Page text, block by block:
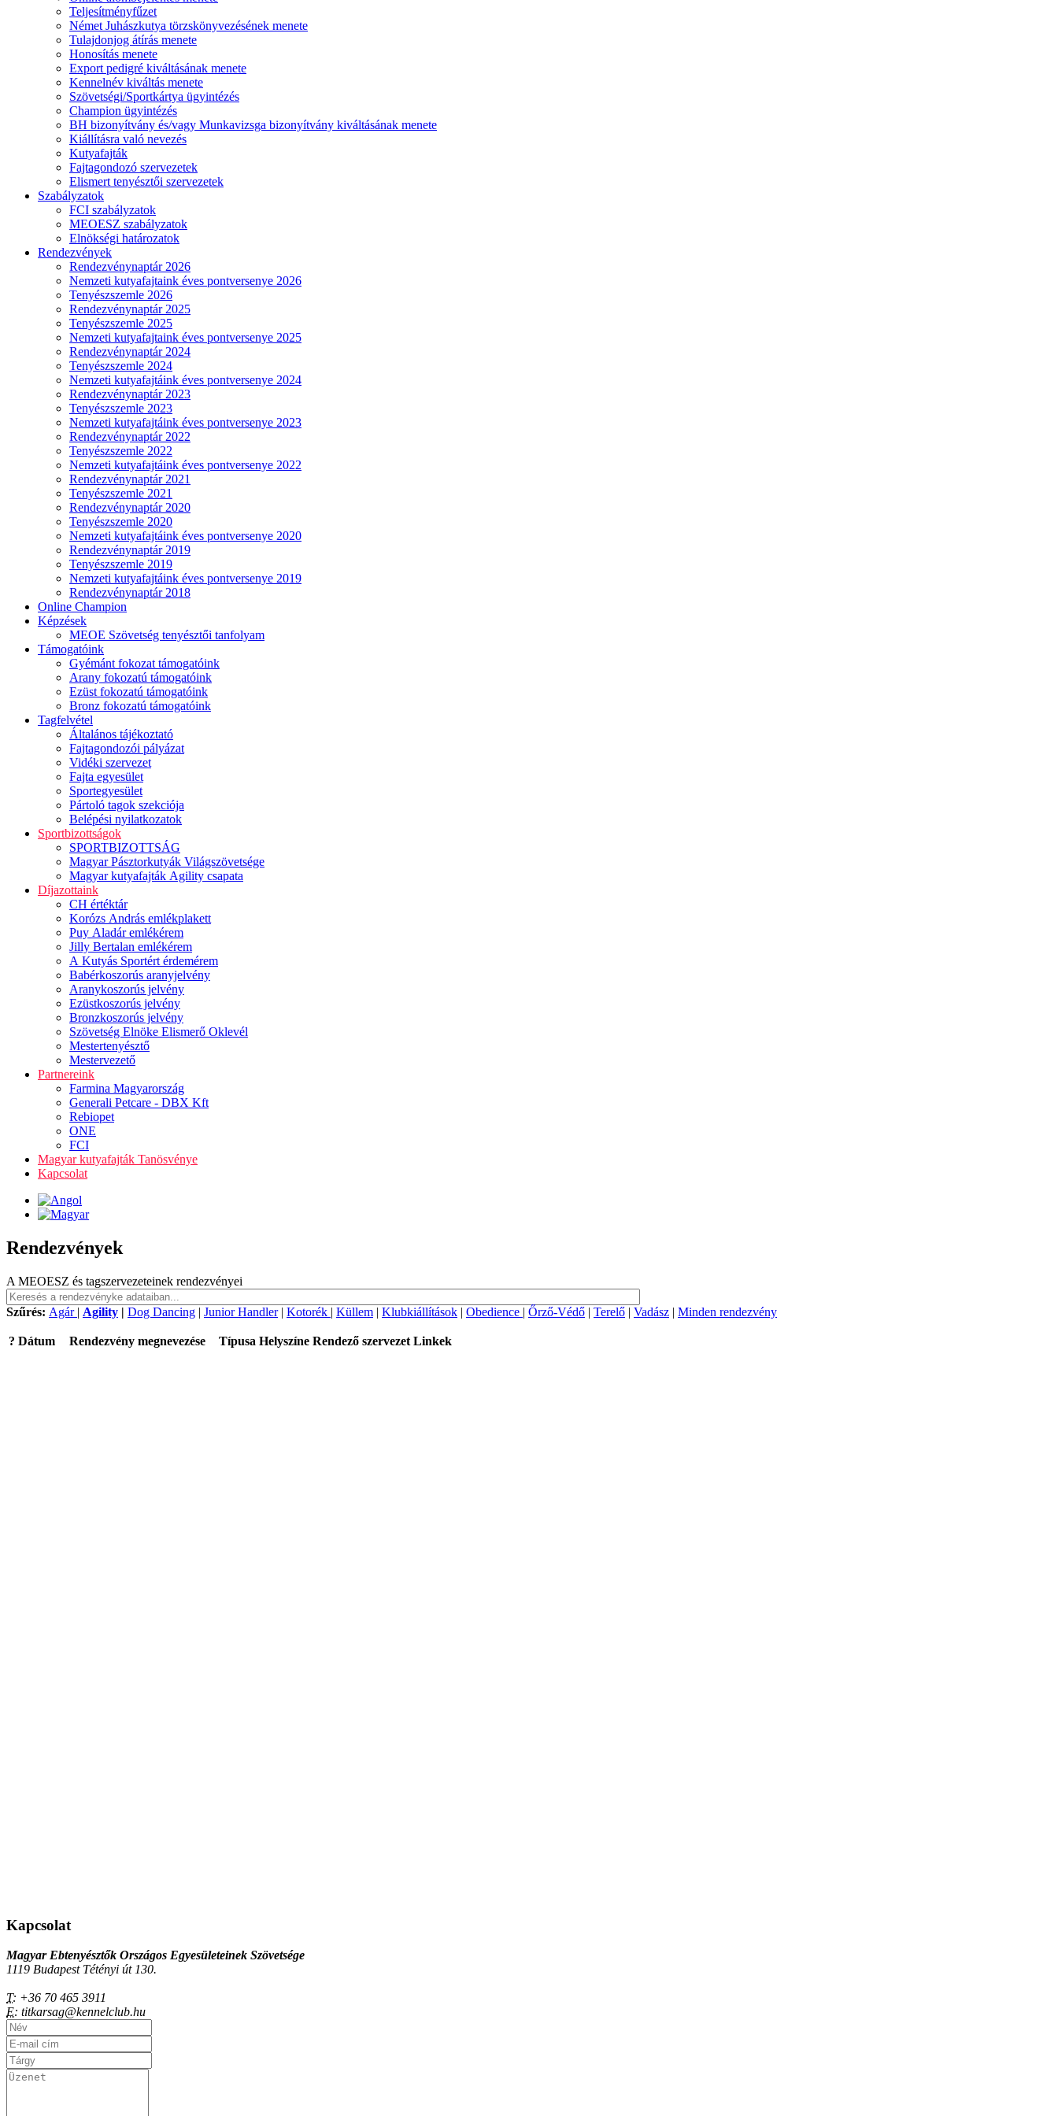
Teljesítményfűzet
Német Juhászkutya törzskönyvezésének menete
Tulajdonjog átírás menete
Honosítás menete
Export pedigré kiváltásának menete
Kennelnév kiváltás menete
Szövetségi/Sportkártya ügyintézés
Champion ügyintézés
BH bizonyítvány és/vagy Munkavizsga bizonyítvány kiváltásának menete
Kiállításra való nevezés
Kutyafajták
Fajtagondozó szervezetek
Elismert tenyésztői szervezetek
Szabályzatok
FCI szabályzatok
MEOESZ szabályzatok
Elnökségi határozatok
Rendezvények
Rendezvénynaptár 2026
Nemzeti kutyafajtaink éves pontversenye 2026
Tenyészszemle 2026
Rendezvénynaptár 2025
Tenyészszemle 2025
Nemzeti kutyafajtaink éves pontversenye 2025
Rendezvénynaptár 2024
Tenyészszemle 2024
Nemzeti kutyafajtáink éves pontversenye 2024
Rendezvénynaptár 2023
Tenyészszemle 2023
Nemzeti kutyafajtáink éves pontversenye 2023
Rendezvénynaptár 2022
Tenyészszemle 2022
Nemzeti kutyafajtáink éves pontversenye 2022
Rendezvénynaptár 2021
Tenyészszemle 2021
Rendezvénynaptár 2020
Tenyészszemle 2020
Nemzeti kutyafajtáink éves pontversenye 2020
Rendezvénynaptár 2019
Tenyészszemle 2019
Nemzeti kutyafajtáink éves pontversenye 2019
Rendezvénynaptár 2018
Online Champion
Képzések
MEOE Szövetség tenyésztői tanfolyam
Támogatóink
Gyémánt fokozat támogatóink
Arany fokozatú támogatóink
Ezüst fokozatú támogatóink
Bronz fokozatú támogatóink
Tagfelvétel
Általános tájékoztató
Fajtagondozói pályázat
Vidéki szervezet
Fajta egyesület
Sportegyesület
Pártoló tagok szekciója
Belépési nyilatkozatok
Sportbizottságok
SPORTBIZOTTSÁG
Magyar Pásztorkutyák Világszövetsége
Magyar kutyafajták Agility csapata
Díjazottaink
CH értéktár
Korózs András emlékplakett
Puy Aladár emlékérem
Jilly Bertalan emlékérem
A Kutyás Sportért érdemérem
Babérkoszorús aranyjelvény
Aranykoszorús jelvény
Ezüstkoszorús jelvény
Bronzkoszorús jelvény
Szövetség Elnöke Elismerő Oklevél
Mestertenyésztő
Mestervezető
Partnereink
Farmina Magyarország
Generali Petcare - DBX Kft
Rebiopet
ONE
FCI
Magyar kutyafajták Tanösvénye
Kapcsolat
Rendezvények
A MEOESZ és tagszervezeteinek rendezvényei
Szűrés: Agár | Agility | Dog Dancing | Junior Handler| Kotorék | Küllem | Klubkiállítások | Obedience | Őrző-Védő | Terelő | Vadász | Minden rendezvény
? Dátum Rendezvény megnevezése Típusa Helyszíne Rendező szervezet Linkek
Kapcsolat
Magyar Ebtenyésztők Országos Egyesületeinek Szövetsége
1119 Budapest Tétényi út 130.
T: +36 70 465 3911
E: titkarsag@kennelclub.hu